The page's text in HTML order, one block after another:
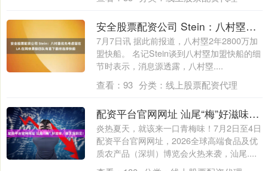
安全股票配资公司 Stein：八村塁优先考虑留在LA 在网侠勇狼四队有意下最终选择快船
7月7日讯 据此前报道，八村塁2年2800万加
盟快船。 名记Stein谈到八村塁加盟快船的细
节时表示，消息源透露，八村塁....
查看： 93 分类： 线上股票配资代理
配资平台官网网址 汕尾“梅”好滋味，明天深圳见！
炎热夏天，就该来一口青梅味！7月2日至4日
配资平台官网网址，2026全球高端食品及优
质农产品（深圳）博览会火热来袭，汕尾....